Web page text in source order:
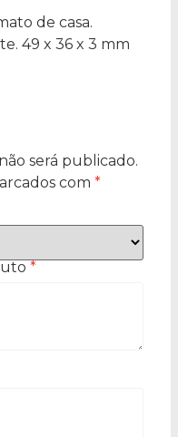
de casa.
49 x 36 x 3 mm
será publicado.
com *
*